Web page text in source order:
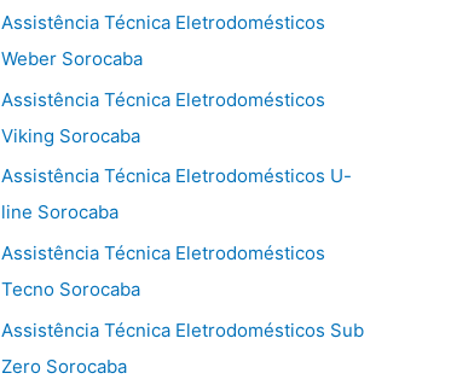
Assistência Técnica Eletrodomésticos
Weber Sorocaba
Assistência Técnica Eletrodomésticos
Viking Sorocaba
Assistência Técnica Eletrodomésticos U-
line Sorocaba
Assistência Técnica Eletrodomésticos
Tecno Sorocaba
Assistência Técnica Eletrodomésticos Sub
Zero Sorocaba